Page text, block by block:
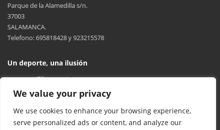
We value your privacy
We use cookies to enhance your browsing experience,
serve personalized ads or content, and analyze our
Parque de la Alamedilla s/n.
37003
SALAMANCA.
Telefono: 695818428 y 923215578
Un deporte, una ilusión